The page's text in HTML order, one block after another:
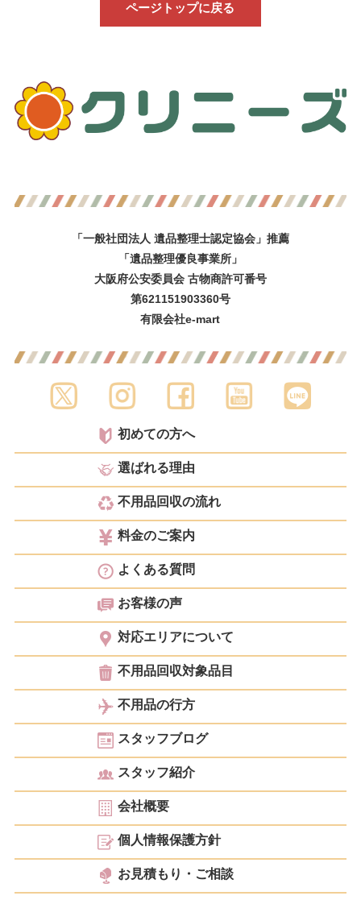
ページトップに戻る
「一般社団法人 遺品整理士認定協会」推薦
「遺品整理優良事業所」
大阪府公安委員会 古物商許可番号
第621151903360号
有限会社e-mart
初めての方へ
選ばれる理由
不用品回収の流れ
料金のご案内
よくある質問
お客様の声
対応エリアについて
不用品回収対象品目
不用品の行方
スタッフブログ
スタッフ紹介
会社概要
個人情報保護方針
お見積もり・ご相談